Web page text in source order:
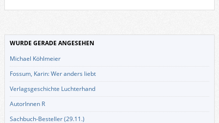
WURDE GERADE ANGESEHEN
Michael Köhlmeier
Fossum, Karin: Wer anders liebt
Verlagsgeschichte Luchterhand
AutorInnen R
Sachbuch-Besteller (29.11.)